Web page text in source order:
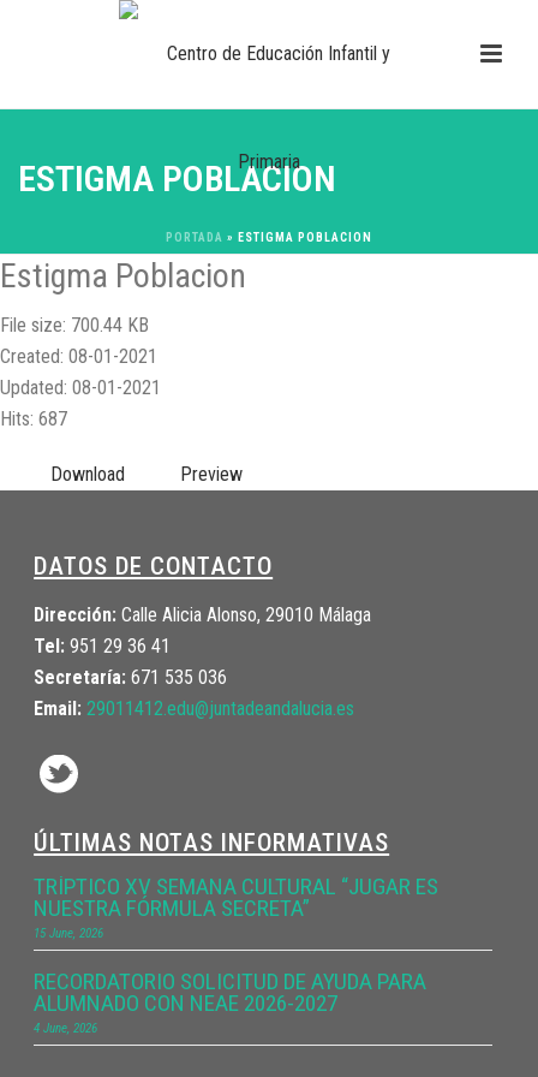
ESTIGMA POBLACION
PORTADA » ESTIGMA POBLACION
Estigma Poblacion
File size: 700.44 KB
Created: 08-01-2021
Updated: 08-01-2021
Hits: 687
Download Preview
DATOS DE CONTACTO
Dirección: Calle Alicia Alonso, 29010 Málaga
Tel: 951 29 36 41
Secretaría: 671 535 036
Email: 29011412.edu@juntadeandalucia.es
ÚLTIMAS NOTAS INFORMATIVAS
TRÍPTICO XV SEMANA CULTURAL “JUGAR ES
NUESTRA FÓRMULA SECRETA”
15 June, 2026
RECORDATORIO SOLICITUD DE AYUDA PARA
ALUMNADO CON NEAE 2026-2027
4 June, 2026